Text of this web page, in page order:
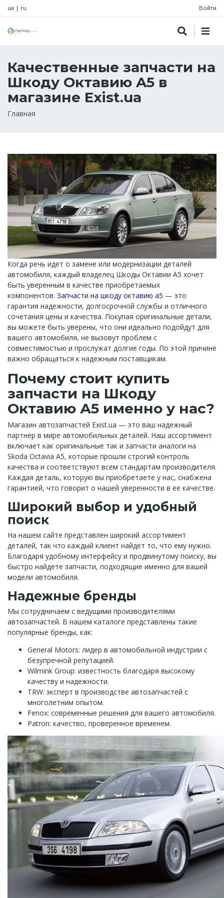
ua | ru Войти
Качественные запчасти на
Шкоду Октавию A5 в
магазине Exist.ua
Строка
Главная
Когда речь идет о замене или модернизации деталей
автомобиля, каждый владелец Шкоды Октавии A5 хочет
быть уверенным в качестве приобретаемых
компонентов. Запчасти на шкоду октавию а5 — это
гарантия надежности, долгосрочной службы и отличного
сочетания цены и качества. Покупая оригинальные детали,
вы можете быть уверены, что они идеально подойдут для
вашего автомобиля, не вызовут проблем с
совместимостью и прослужат долгие годы. По этой причине
важно обращаться к надежным поставщикам.
Почему стоит купить
запчасти на Шкоду
Октавию А5 именно у нас?
Магазин автозапчастей Exist.ua — это ваш надежный
партнер в мире автомобильных деталей. Наш ассортимент
включает как оригинальные так и запчасти аналоги на
Skoda Octavia A5, которые прошли строгий контроль
качества и соответствуют всем стандартам производителя.
Каждая деталь, которую вы приобретаете у нас, снабжена
гарантией, что говорит о нашей уверенности в ее качестве.
Широкий выбор и удобный
поиск
На нашем сайте представлен широкий ассортимент
деталей, так что каждый клиент найдет то, что ему нужно.
Благодаря удобному интерфейсу и продвинутому поиску, вы
быстро найдете запчасти, подходящие именно для вашей
модели автомобиля.
Надежные бренды
Мы сотрудничаем с ведущими производителями
автозапчастей. В нашем каталоге представлены такие
популярные бренды, как:
General Motors: лидер в автомобильной индустрии с
безупречной репутацией.
Wilmink Group: известность благодаря высокому
качеству и надежности.
TRW: эксперт в производстве автозапчастей с
многолетним опытом.
Fenox: современные решения для вашего автомобиля.
Patron: качество, проверенное временем.